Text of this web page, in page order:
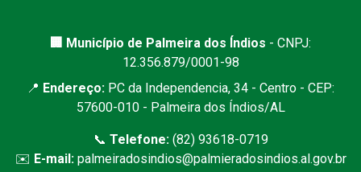
🏢 Município de Palmeira dos Índios - CNPJ:
12.356.879/0001-98
📍 Endereço: PC da Independencia, 34 - Centro - CEP:
57600-010 - Palmeira dos Índios/AL
📞 Telefone:(82) 93618-0719
✉️ E-mail: palmeiradosindios@palmieradosindios.al.gov.br